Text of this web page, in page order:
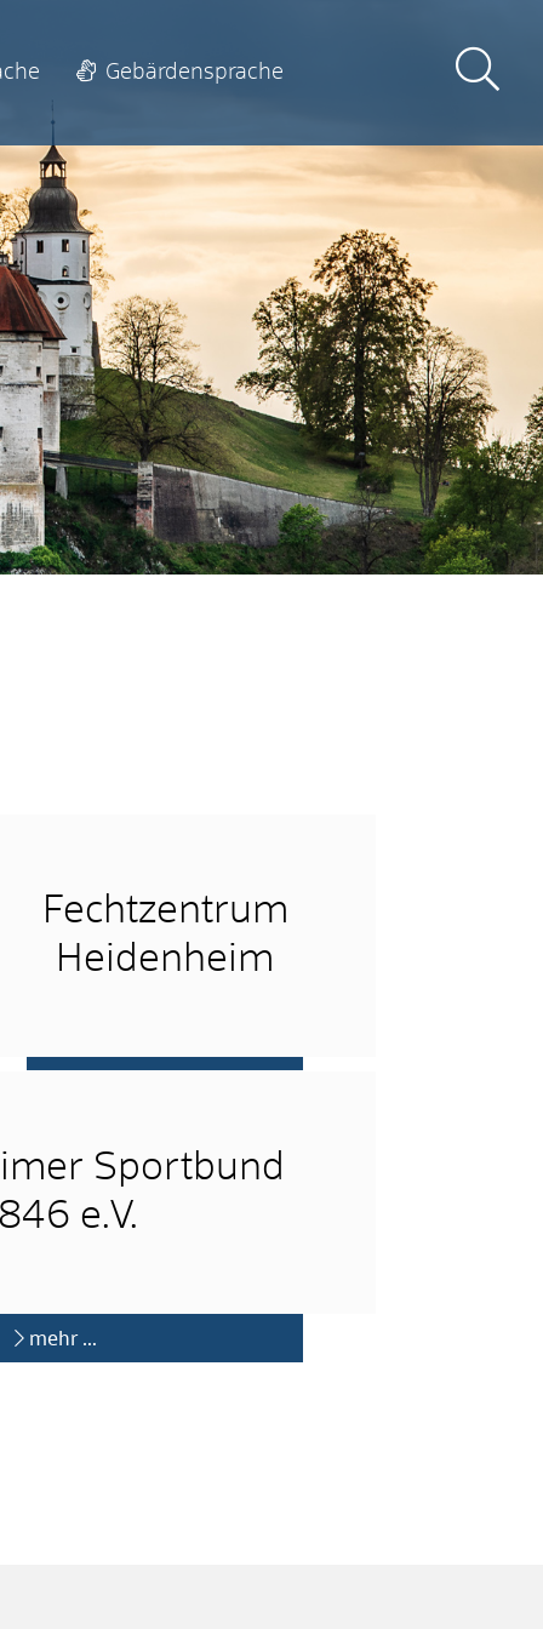
Gebärdensprache
Fechtzentrum
Heidenheim
Sportbund
e.V.
mehr …